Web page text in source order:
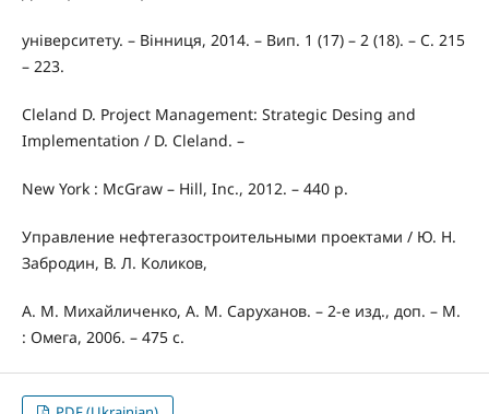
університету. – Вінниця, 2014. – Вип. 1 (17) – 2 (18). – С. 215
– 223.
Cleland D. Project Management: Strategic Desing and
Implementation / D. Cleland. –
New York : McGraw – Hill, Inc., 2012. – 440 p.
Управление нефтегазостроительными проектами / Ю. Н.
Забродин, В. Л. Коликов,
А. М. Михайличенко, А. М. Саруханов. – 2-е изд., доп. – М.
: Омега, 2006. – 475 с.